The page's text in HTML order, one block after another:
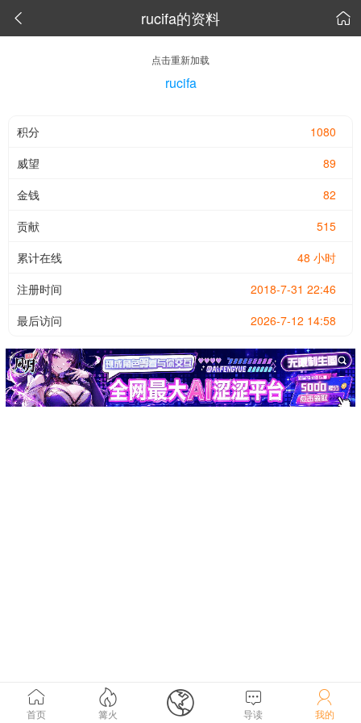
 rucifa的资料 
点击重新加载
rucifa
1080
积分
89
威望
82
金钱
515
贡献
48 小时
累计在线
2018-7-31 22:46
注册时间
2026-7-12 14:58
最后访问

首页

篝火  
导读

我的